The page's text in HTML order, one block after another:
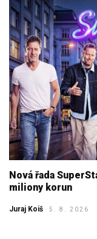
Nová řada
miliony korun
Juraj Koiš 5. 8. 2026